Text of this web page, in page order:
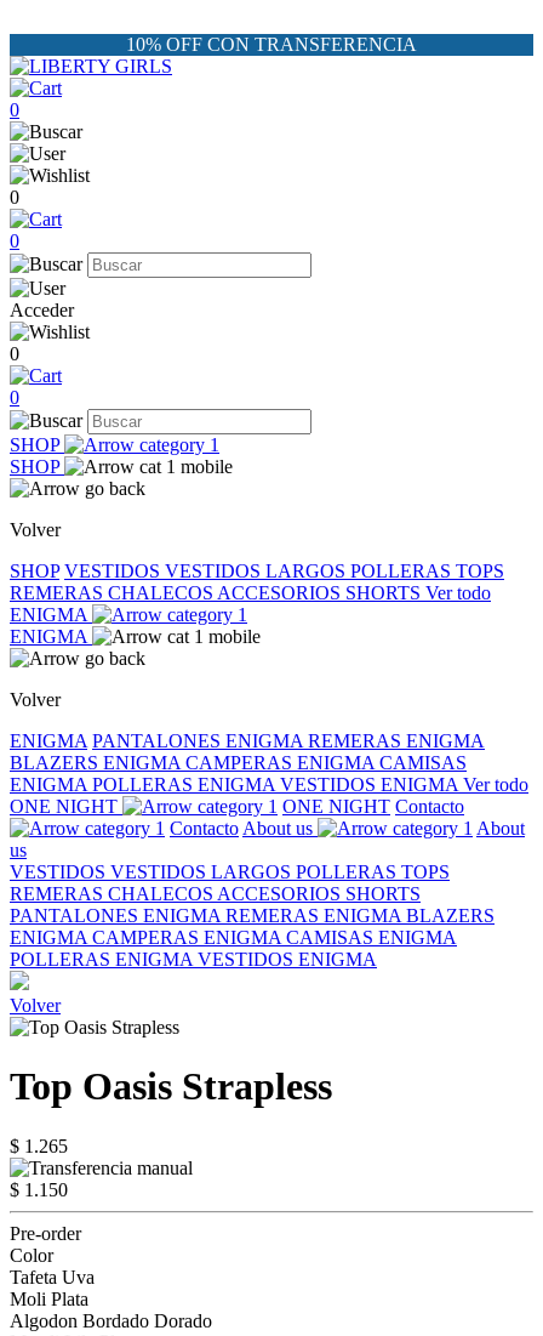
10% OFF CON TRANSFERENCIA
0
0
0
Acceder
0
0
SHOP
SHOP
Volver
SHOP VESTIDOS VESTIDOS LARGOS POLLERAS TOPS
REMERAS CHALECOS ACCESORIOS SHORTS Ver todo
ENIGMA
ENIGMA
Volver
ENIGMA PANTALONES ENIGMA REMERAS ENIGMA
BLAZERS ENIGMA CAMPERAS ENIGMA CAMISAS
ENIGMA POLLERAS ENIGMA VESTIDOS ENIGMA Ver todo
ONE NIGHT
ONE NIGHT Contacto
Contacto About us
About
us
VESTIDOS VESTIDOS LARGOS POLLERAS TOPS
REMERAS CHALECOS ACCESORIOS SHORTS
PANTALONES ENIGMA REMERAS ENIGMA BLAZERS
ENIGMA CAMPERAS ENIGMA CAMISAS ENIGMA
POLLERAS ENIGMA VESTIDOS ENIGMA
Volver
Top Oasis Strapless
$ 1.265
$ 1.150
Pre-order
Color
Tafeta Uva
Moli Plata
Algodon Bordado Dorado